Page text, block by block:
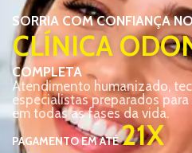
SORRIA COM CONFIANÇA
CLÍNICA
COMPLETA
Atendimento humanizado,
especialistas preparados
em todas as fases da vida.
PAGAMENTO EM ATÉ21X